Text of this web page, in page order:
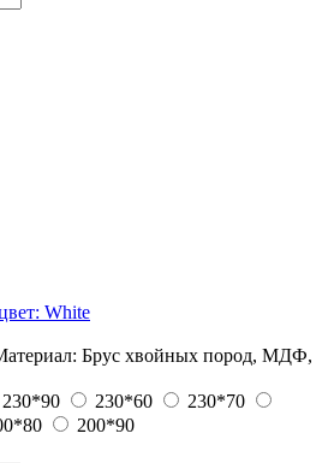
White
Брус хвойных пород, МДФ,
230*90 230*60
230*70
200*90